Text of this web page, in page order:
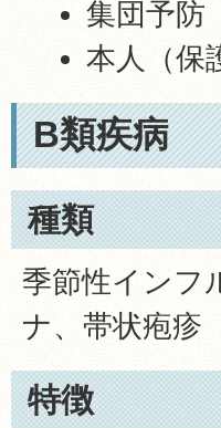
集団予防
本人（保
B類疾病
種類
季節性インフ
ナ、帯状疱疹
特徴